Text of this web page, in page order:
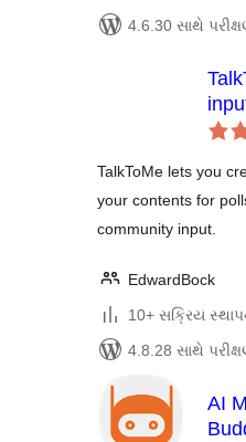
4.6.30 સાથે
TalkToMe lets you
your contents for
community input.
EdwardBock
10+ સક્રિય
4.8.28 સાથે
AI